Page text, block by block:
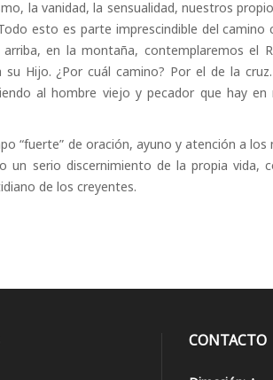
la vanidad, la sensualidad, nuestros
esto es parte imprescindible del camino
en la montaña, contemplaremos el
Hijo. ¿Por cuál camino? Por el de la
al hombre viejo y pecador que hay
“fuerte” de oración, ayuno y atención a
un serio discernimiento de la propia vida,
de los creyentes.
CONTACTO